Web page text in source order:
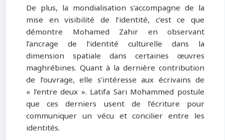
De plus, la mondialisation s’accompagne de la
mise en visibilité de l’identité, c’est ce que
démontre Mohamed Zahir en observant
l’ancrage de l’identité culturelle dans la
dimension spatiale dans certaines œuvres
maghrébines. Quant à la dernière contribution
de l’ouvrage, elle s’intéresse aux écrivains de
« l’entre deux ». Latifa Sari Mohammed postule
que ces derniers usent de l’écriture pour
communiquer un vécu et concilier entre les
identités.